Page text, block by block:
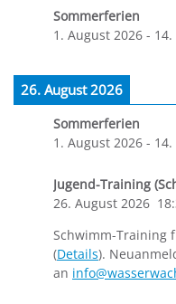
Sommerferien
1. August 2026 -
26. August 2026
Sommerferien
1. August 2026 -
Jugend-Training
26. August 2026
Schwimm-Training
(Details).
an